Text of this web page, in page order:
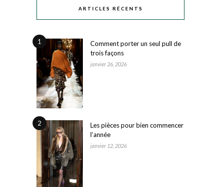
ARTICLES RÉCENTS
1
Comment porter un seul pull de
trois façons
janvier 26, 2026
2
Les pièces pour bien commencer
l’année
janvier 12, 2026